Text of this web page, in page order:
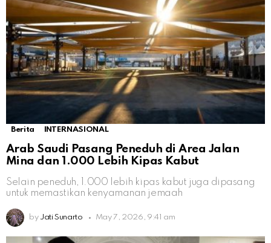
Berita INTERNASIONAL
Arab Saudi Pasang Peneduh di Area Jalan
Mina dan 1.000 Lebih Kipas Kabut
Selain peneduh, 1.000 lebih kipas kabut juga dipasang
untuk memastikan kenyamanan jemaah
by Jati Sunarto May 7, 2026, 9:41 am